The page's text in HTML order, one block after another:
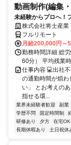
動画制作(編集
未経験からプロへ！
株式会社将士産業
フルリモート
月給200,000円～
勤務時間詳細 総
60分） 平均残業
仕事内容 💻出社
の通勤時間が煩わ
い」 とお考えの
指せる環...
業界未経験者歓迎 副業
学歴不問
固定時間制
研修あり
夕方 在宅OK
長期休暇あり
土日祝休